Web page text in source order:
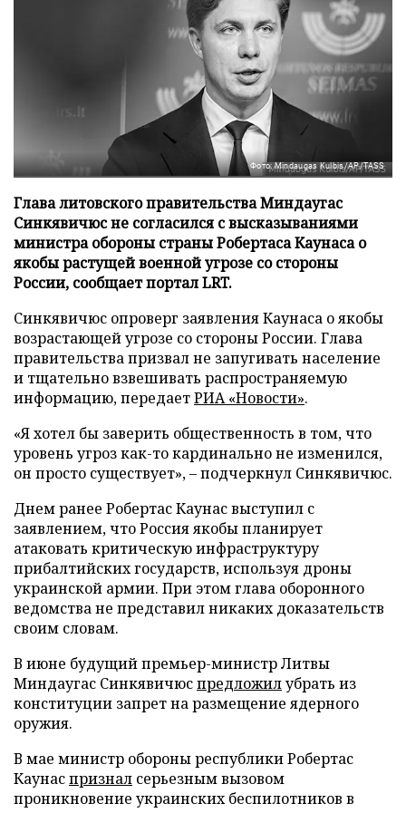
Фото: Mindaugas Kulbis/AP/TASS
Глава литовского правительства Миндаугас
Синкявичюс не согласился с высказываниями
министра обороны страны Робертаса Каунаса о
якобы растущей военной угрозе со стороны
России, сообщает портал LRT.
Синкявичюс опроверг заявления Каунаса о якобы
возрастающей угрозе со стороны России. Глава
правительства призвал не запугивать население
и тщательно взвешивать распространяемую
информацию, передаетРИА «Новости».
«Я хотел бы заверить общественность в том, что
уровень угроз как-то кардинально не изменился,
он просто существует», – подчеркнул Синкявичюс.
Днем ранее Робертас Каунас выступил с
заявлением, что Россия якобы планирует
атаковать критическую инфраструктуру
прибалтийских государств, используя дроны
украинской армии. При этом глава оборонного
ведомства не представил никаких доказательств
своим словам.
В июне будущий премьер-министр Литвы
Миндаугас Синкявичюспредложилубрать из
конституции запрет на размещение ядерного
оружия.
В мае министр обороны республики Робертас
Каунаспризнал серьезным вызовом
проникновение украинских беспилотников в